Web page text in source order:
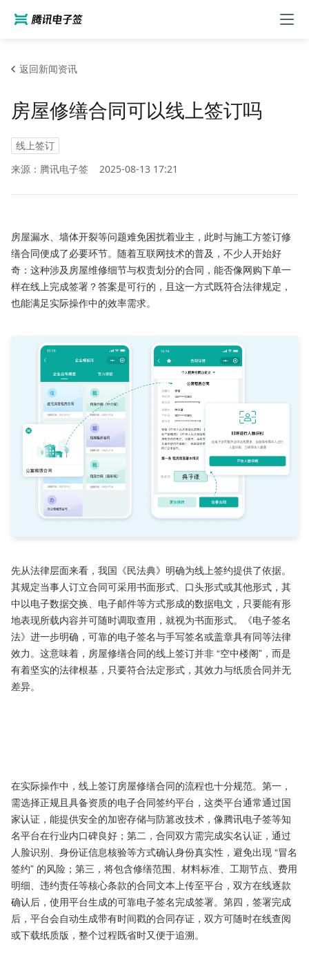
返回新闻资讯
房屋修缮合同可以线上签订吗
线上签订
来源：腾讯电子签
2025-08-13 17:21
房屋漏水、墙体开裂等问题难免困扰着业主，此时与施工方签订修
缮合同便成了必要环节。随着互联网技术的普及，不少人开始好
奇：这种涉及房屋维修细节与权责划分的合同，能否像网购下单一
样在线上完成签署？答案是可行的，且这一方式既符合法律规定，
也能满足实际操作中的效率需求。​
先从法律层面来看，我国《民法典》明确为线上签约提供了依据。
其规定当事人订立合同可采用书面形式、口头形式或其他形式，其
中以电子数据交换、电子邮件等方式形成的数据电文，只要能有形
地表现所载内容并可随时调取查用，就视为书面形式。《电子签名
法》进一步明确，可靠的电子签名与手写签名或盖章具有同等法律
效力。这意味着，房屋修缮合同的线上签订并非 “空中楼阁”，而是
有着坚实的法律根基，只要符合法定形式，其效力与纸质合同并无
差异。
在实际操作中，线上签订房屋修缮合同的流程也十分规范。第一，
需选择正规且具备资质的电子合同签约平台，这类平台通常通过国
家认证，能提供安全的加密存储与防篡改技术，像腾讯电子签等知
名平台在行业内口碑良好；第二，合同双方需完成实名认证，通过
人脸识别、身份证信息核验等方式确认身份真实性，避免出现 “冒名
签约” 的风险；第三，将包含修缮范围、材料标准、工期节点、费用
明细、违约责任等核心条款的合同文本上传至平台，双方在线逐款
确认后，使用平台生成的可靠电子签名完成签署。第四，签署完成
后，平台会自动生成带有时间戳的合同存证，双方可随时在线查阅
或下载纸质版，整个过程既省时又便于追溯。​